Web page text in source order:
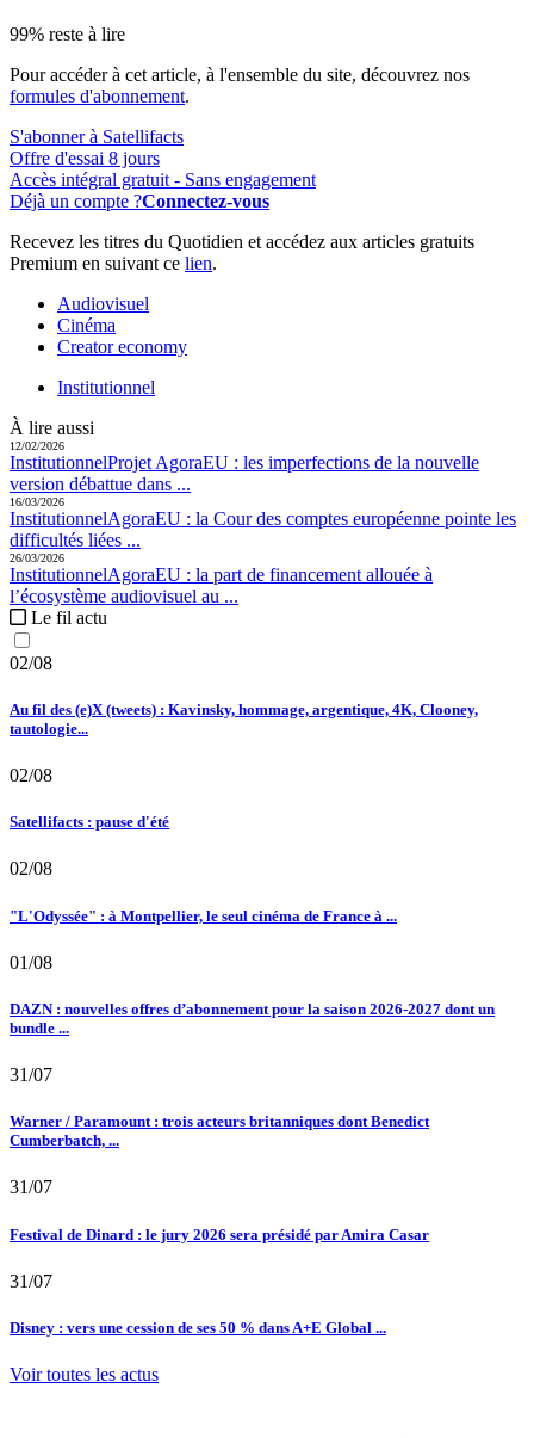
99% reste à lire
Pour accéder à cet article, à l'ensemble du site, découvrez nos
formules d'abonnement.
S'abonner à Satellifacts
Offre d'essai 8 jours
Accès intégral gratuit - Sans engagement
Déjà un compte ?Connectez-vous
Recevez les titres du Quotidien et accédez aux articles gratuits
Premium en suivant ce lien.
Audiovisuel
Cinéma
Creator economy
Institutionnel
À lire aussi
12/02/2026
InstitutionnelProjet AgoraEU : les imperfections de la nouvelle
version débattue dans ...
16/03/2026
InstitutionnelAgoraEU : la Cour des comptes européenne pointe les
difficultés liées ...
26/03/2026
InstitutionnelAgoraEU : la part de financement allouée à
l’écosystème audiovisuel au ...
Le fil actu
02/08
Au fil des (e)X (tweets) : Kavinsky, hommage, argentique, 4K, Clooney,
tautologie...
02/08
Satellifacts : pause d'été
02/08
"L'Odyssée" : à Montpellier, le seul cinéma de France à ...
01/08
DAZN : nouvelles offres d’abonnement pour la saison 2026-2027 dont un
bundle ...
31/07
Warner / Paramount : trois acteurs britanniques dont Benedict
Cumberbatch, ...
31/07
Festival de Dinard : le jury 2026 sera présidé par Amira Casar
31/07
Disney : vers une cession de ses 50 % dans A+E Global ...
Voir toutes les actus